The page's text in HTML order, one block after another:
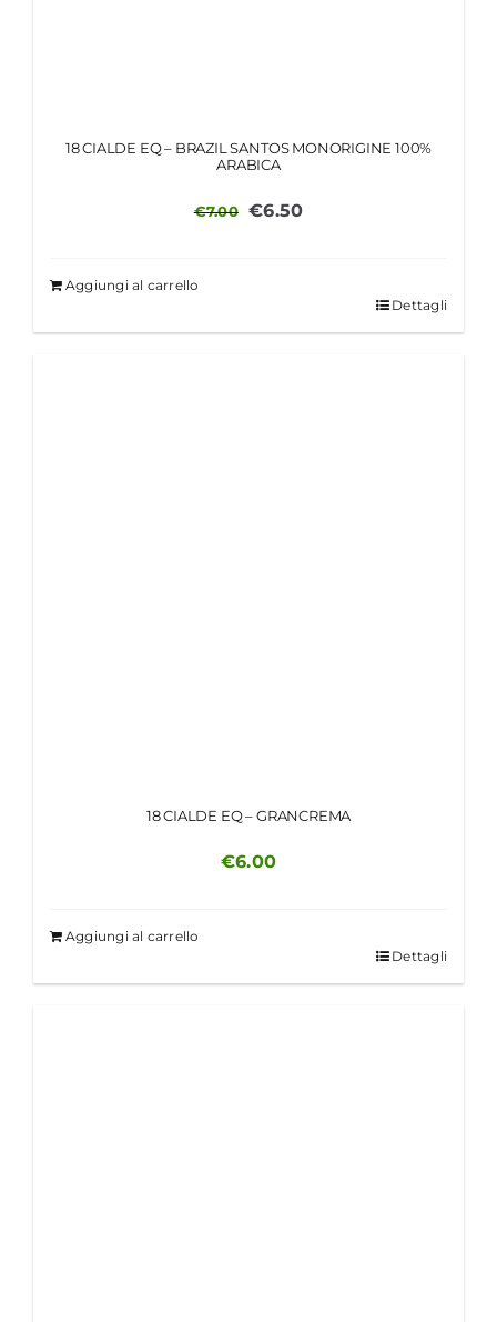
18 CIALDE EQ – BRAZIL SANTOS MONORIGINE 100%
ARABICA
€7.00 Il
€7.00.
€6.50Il
€6.50.
Aggiungi al carrello
Dettagli
18 CIALDE EQ – GRANCREMA
€6.00
Aggiungi al carrello
Dettagli